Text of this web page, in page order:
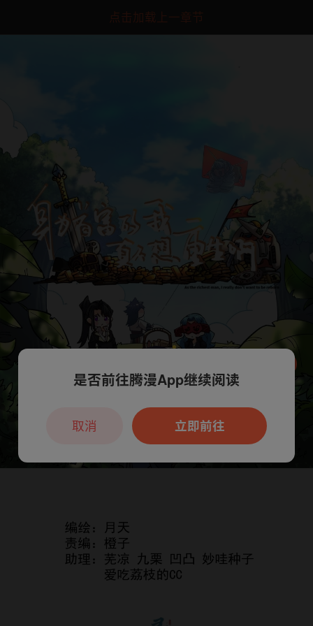
点击加载上一章节
本章节仅支持App阅读，可打开App新用
户7天免费看
是否前往腾漫App继续阅读
立即前往
取消